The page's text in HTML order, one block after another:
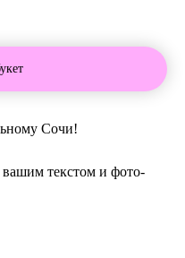
Сочи!
текстом и фото-